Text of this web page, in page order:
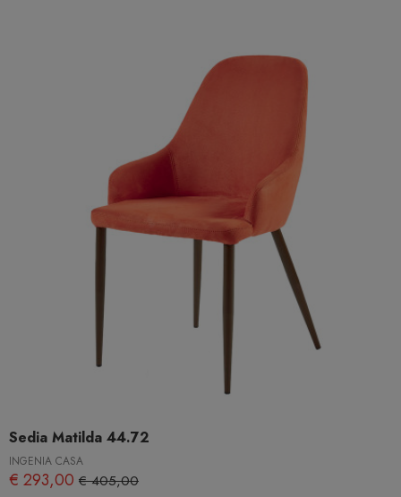
Sedia Matilda 44.72
INGENIA CASA
€ 293,00 € 405,00